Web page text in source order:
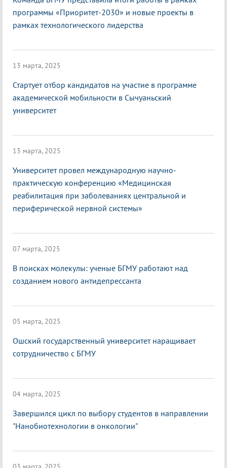
программы «Приоритет-2030» и новые проекты в
рамках технологического лидерства
13 марта, 2025
Стартует отбор кандидатов на участие в программе
академической мобильности в Сычуаньский
университет
13 марта, 2025
Университет провел международную научно-
практическую конференцию «Медицинская
реабилитация при заболеваниях центральной и
периферической нервной системы»
07 марта, 2025
В поисках молекулы: ученые БГМУ работают над
созданием нового антидепрессанта
05 марта, 2025
Ошский государственный университет наращивает
сотрудничество с БГМУ
04 марта, 2025
Завершился цикл по выбору студентов в направлении
"Нанобиотехнологии в онкологии"